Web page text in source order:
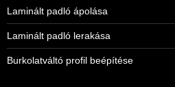
Laminált padló ápolása
Laminált padló lerakása
Burkolatváltó profil beépítése